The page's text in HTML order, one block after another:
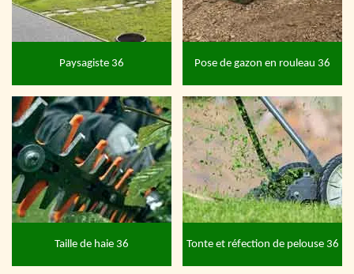
Paysagiste 36 Pose de gazon en rouleau 36
Taille de haie 36 Tonte et réfection de pelouse 36